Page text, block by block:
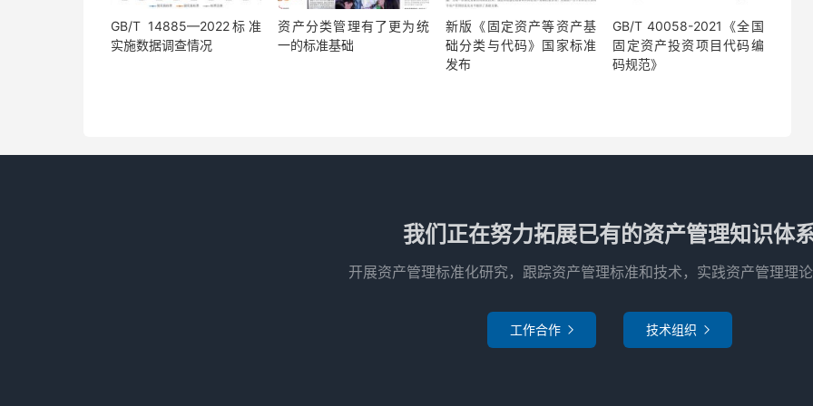
GB/T 14885—2022标准
实施数据调查情况
资产分类管理有了更为统
一的标准基础
新版《固定资产等资产基
础分类与代码》国家标准
发布
GB/T 40058-2021《全国
固定资产投资项目代码编
码规范》
我们正在努力拓展已有的资产管理知识体
开展资产管理标准化研究，跟踪资产管理标准和技术，实践资产管理理论
工作合作  技术组织 